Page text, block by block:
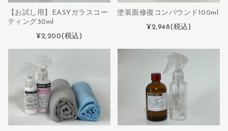
【お試し用】EASYガラスコー
ティング30ml
¥2,200(税込)
塗装面修復コンパウンド100ml
¥2,948(税込)